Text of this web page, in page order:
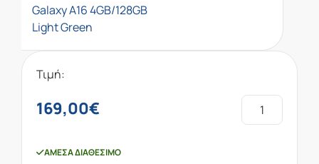
Galaxy A16 4GB/128GB
Light Green
Τιμή:
169,00€
ΆΜΕΣΑ ΔΙΑΘΈΣΙΜΟ